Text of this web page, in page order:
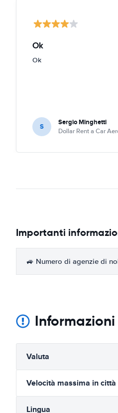
Ok
Ok
S Sergio Minghetti
Dollar Rent a Car
Importanti
🚙 Numero di agenzie di
Valuta
Velocità massima in città
Lingua